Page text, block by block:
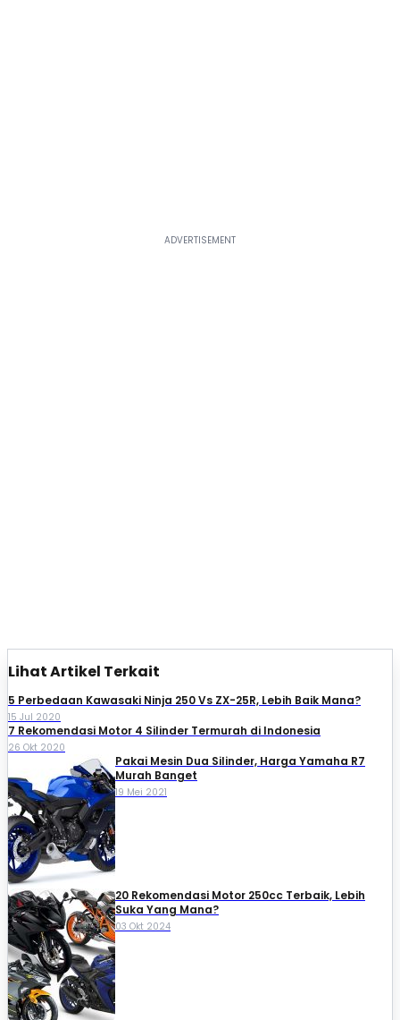
Lihat Artikel Terkait
5 Perbedaan Kawasaki Ninja 250 Vs ZX-25R, Lebih Baik Mana?
15 Jul 2020
7 Rekomendasi Motor 4 Silinder Termurah di Indonesia
26 Okt 2020
Pakai Mesin Dua Silinder, Harga Yamaha R7
Murah Banget
19 Mei 2021
20 Rekomendasi Motor 250cc Terbaik, Lebih
Suka Yang Mana?
03 Okt 2024